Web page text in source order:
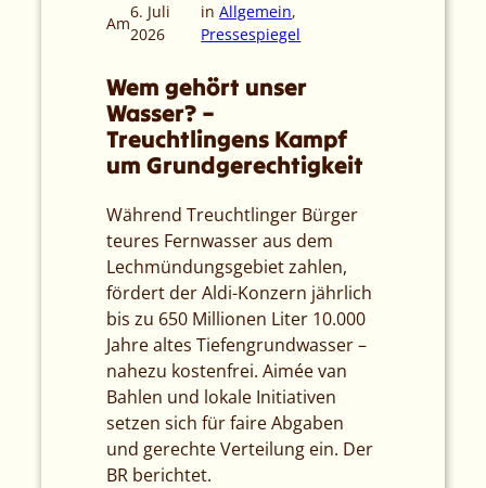
Am
6. Juli
2026
inAllgemein
Pressespiegel
Wem gehört unser
Wasser? –
Treuchtlingens Kampf
um Grundgerechtigkeit
Während Treuchtlinger Bürger
teures Fernwasser aus dem
Lechmündungsgebiet zahlen,
fördert der Aldi-Konzern jährlich
bis zu 650 Millionen Liter 10.000
Jahre altes Tiefengrundwasser –
nahezu kostenfrei. Aimée van
Bahlen und lokale Initiativen
setzen sich für faire Abgaben
und gerechte Verteilung ein. Der
BR berichtet.